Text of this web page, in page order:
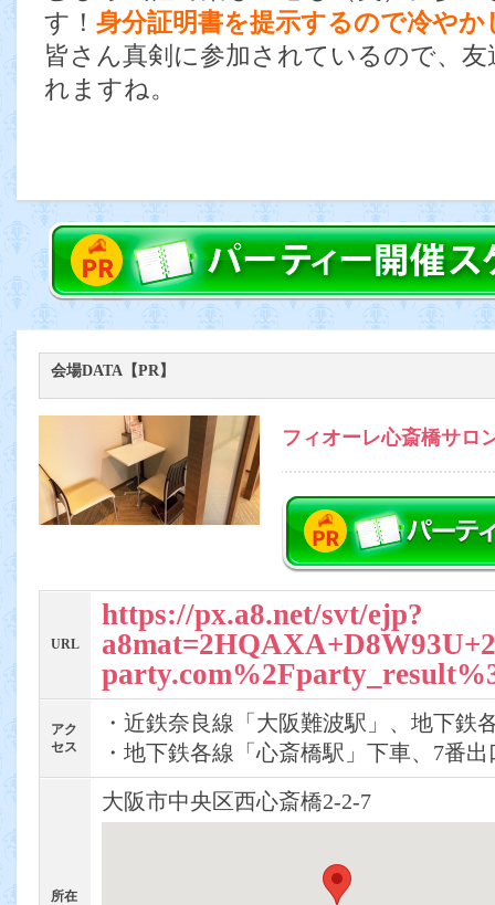
す！ 身分証明書を提示するので冷や
皆さん真剣に参加されているので、
れますね。
会場DATA【PR】
フィオーレ心斎橋サロ
URL
https://px.a8.net/svt/ejp?
アク
セス
・近鉄奈良線「大阪難波駅」、地下鉄
・地下鉄各線「心斎橋駅」下車、7番
所在
大阪市中央区西心斎橋2-2-7